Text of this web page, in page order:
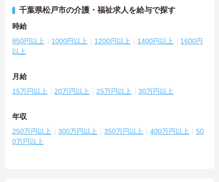
千葉県松戸市の介護・福祉求人を給与で探す
時給
850円以上 1000円以上 1200円以上 1400円以上
1600円
以上
月給
15万円以上 20万円以上 25万円以上 30万円以上
年収
250万円以上 300万円以上 350万円以上 400万円以上
50
0万円以上